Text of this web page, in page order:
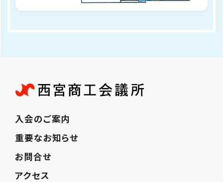
入会のご案内
重要なお知らせ
お問合せ
アクセス